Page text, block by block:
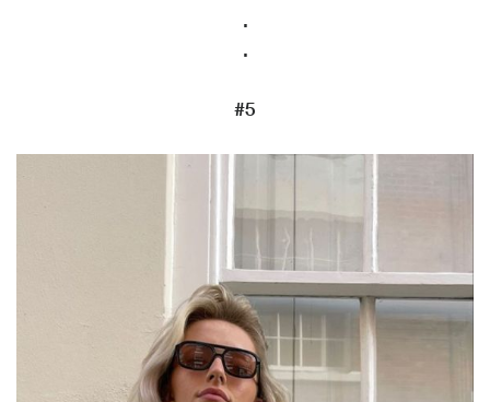
.
.
#5